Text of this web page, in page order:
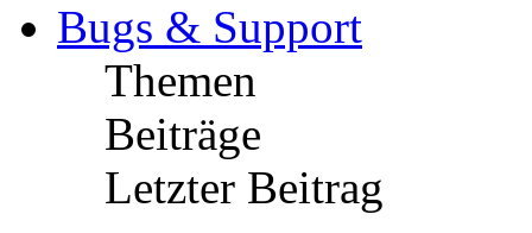
Bugs & Support
Themen
Beiträge
Letzter Beitrag